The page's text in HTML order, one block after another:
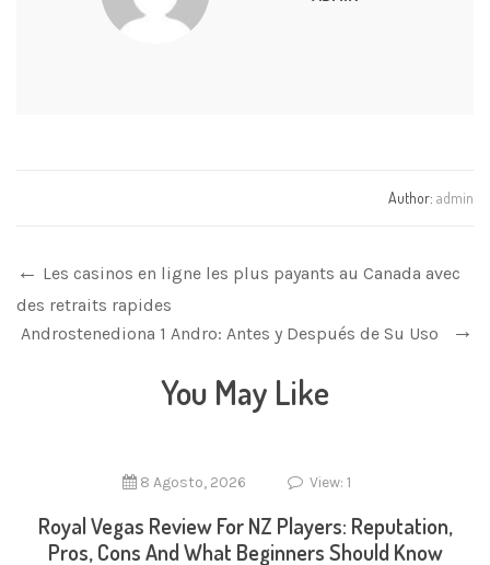
Author: admin
Les casinos en ligne les plus payants au Canada avec
des retraits rapides
Androstenediona 1 Andro: Antes y Después de Su Uso
You May Like
8 Agosto, 2026 View: 1
Royal Vegas Review For NZ Players: Reputation,
Pros, Cons And What Beginners Should Know